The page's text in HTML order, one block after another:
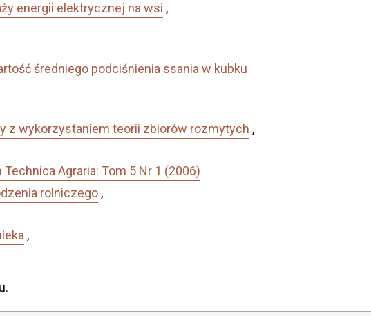
energii elektrycznej na wsi ,
średniego podciśnienia ssania w kubku
z wykorzystaniem teorii zbiorów rozmytych ,
Agraria: Tom 5 Nr 1 (2006)
rolniczego ,
,